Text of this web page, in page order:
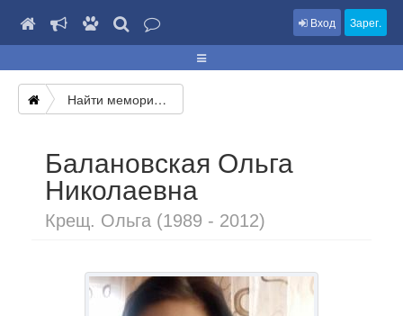
Вход Зарег.
Найти мемориал
Балановская Ольга
Николаевна
Крещ. Ольга (1989 - 2012)